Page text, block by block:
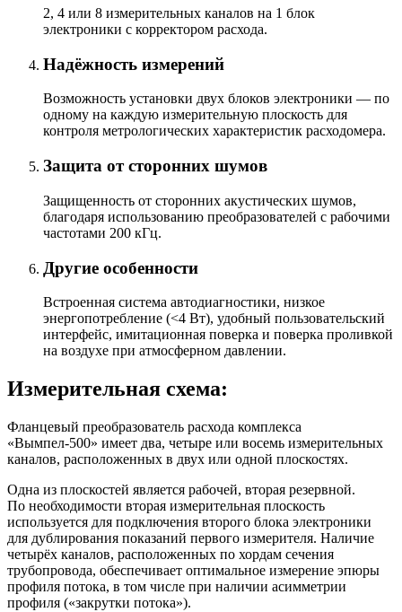
2, 4 или 8 измерительных каналов на 1 блок
электроники с корректором расхода.
Надёжность измерений
Возможность установки двух блоков электроники — по
одному на каждую измерительную плоскость для
контроля метрологических характеристик расходомера.
Защита от сторонних шумов
Защищенность от сторонних акустических шумов,
благодаря использованию преобразователей с рабочими
частотами 200 кГц.
Другие особенности
Встроенная система автодиагностики, низкое
энергопотребление (<4 Вт), удобный пользовательский
интерфейс, имитационная поверка и поверка проливкой
на воздухе при атмосферном давлении.
Измерительная схема:
Фланцевый преобразователь расхода комплекса
«Вымпел-500» имеет два, четыре или восемь измерительных
каналов, расположенных в двух или одной плоскостях.
Одна из плоскостей является рабочей, вторая резервной.
По необходимости вторая измерительная плоскость
используется для подключения второго блока электроники
для дублирования показаний первого измерителя. Наличие
четырёх каналов, расположенных по хордам сечения
трубопровода, обеспечивает оптимальное измерение эпюры
профиля потока, в том числе при наличии асимметрии
профиля («закрутки потока»).